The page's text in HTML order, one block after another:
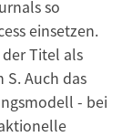
so
einsetzen.
Titel als
Auch das
- bei